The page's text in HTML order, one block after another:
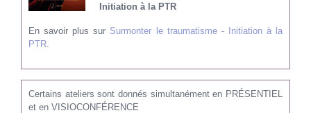
Initiation à la PTR
En savoir plus sur Surmonter le traumatisme - Initiation à la
PTR
Certains ateliers sont donnés simultanément en PRÉSENTIEL
et en VISIOCONFÉRENCE